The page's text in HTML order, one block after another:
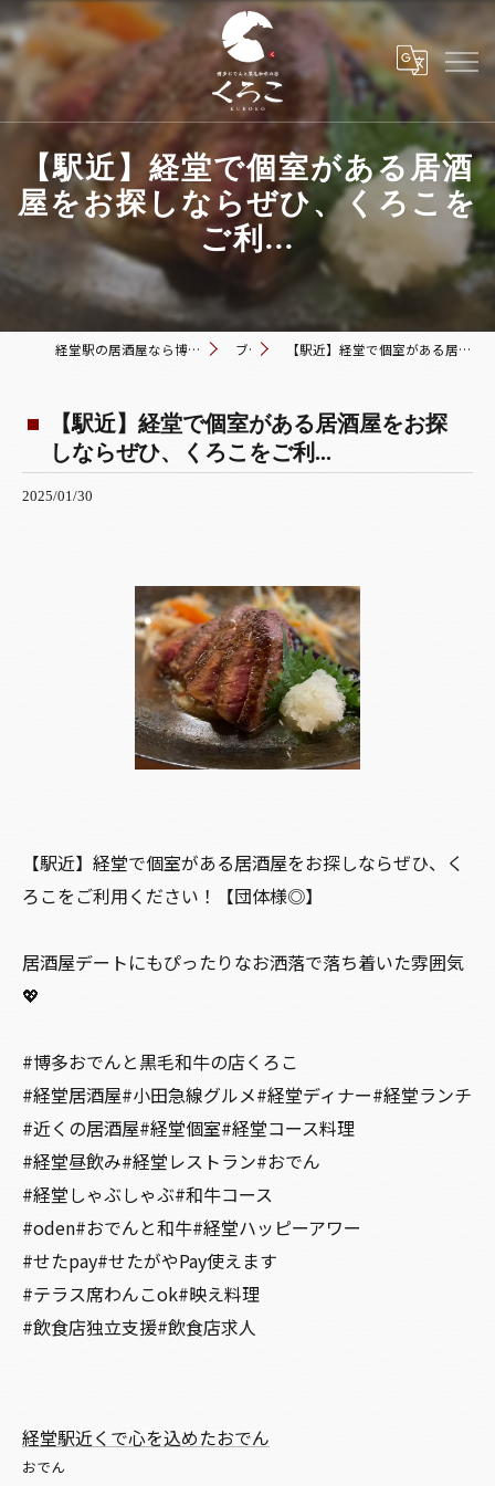
【駅近】経堂で個室がある居酒
屋をお探しならぜひ、くろこを
ご利...
経堂駅の居酒屋なら博多おでんと黒毛和牛の店 くろこ ブログ 【駅近】経堂で個室がある居酒屋をお探しならぜひ、くろこをご利...
【駅近】経堂で個室がある居酒屋をお探
しならぜひ、くろこをご利...
2025/01/30
【駅近】経堂で個室がある居酒屋をお探しならぜひ、く
ろこをご利用ください！【団体様◎】
居酒屋デートにもぴったりなお洒落で落ち着いた雰囲気
💖
#博多おでんと黒毛和牛の店くろこ
#経堂居酒屋#小田急線グルメ#経堂ディナー#経堂ランチ
#近くの居酒屋#経堂個室#経堂コース料理
#経堂昼飲み#経堂レストラン#おでん
#経堂しゃぶしゃぶ#和牛コース
#oden#おでんと和牛#経堂ハッピーアワー
#せたpay#せたがやPay使えます
#テラス席わんこok#映え料理
#飲食店独立支援#飲食店求人
経堂駅近くで心を込めたおでん
おでん